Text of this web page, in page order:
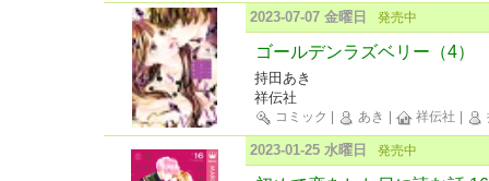
2023-07-07 金曜日 発売中
ゴールデンラズベリー（4）
持田あき
祥伝社
コミック あき 祥伝社
2023-01-25 水曜日 発売中